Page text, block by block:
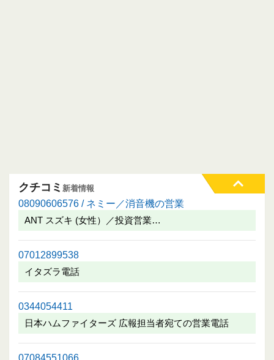
クチコミ 新着情報
08090606576 / ネミー／消音機の営業
ANT スズキ (女性）／投資営業…
07012899538
イタズラ電話
0344054411
日本ハムファイターズ 広報担当者宛ての営業電話
07084551066